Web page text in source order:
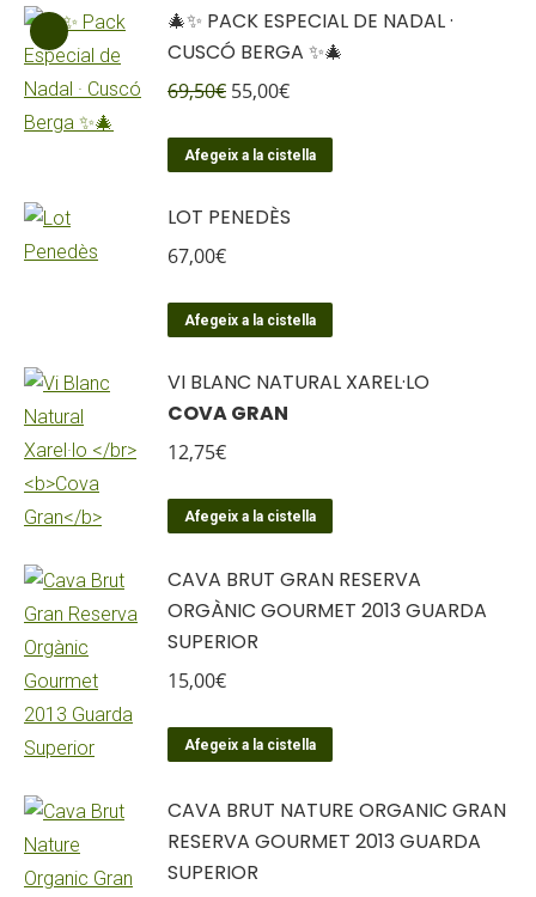
🎄✨ PACK ESPECIAL DE NADAL ·
CUSCÓ BERGA ✨🎄
69,50€ El
original
69,50€.
55,00€El
actual
55,00€.
Afegeix a la cistella
LOT PENEDÈS
67,00€
Afegeix a la cistella
VI BLANC NATURAL XAREL·LO
COVA GRAN
12,75€
Afegeix a la cistella
CAVA BRUT GRAN RESERVA
ORGÀNIC GOURMET 2013 GUARDA
SUPERIOR
15,00€
Afegeix a la cistella
CAVA BRUT NATURE ORGANIC GRAN
RESERVA GOURMET 2013 GUARDA
SUPERIOR